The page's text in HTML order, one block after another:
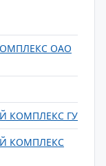
ОАО
КОМПЛЕКС ГУ
КОМПЛЕКС